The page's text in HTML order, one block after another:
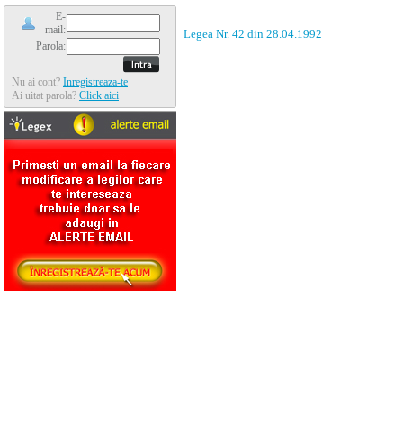
E-
mail:
Parola:
Nu ai cont? Inregistreaza-te
Ai uitat parola? Click aici
Legea Nr. 42 din 28.04.1992